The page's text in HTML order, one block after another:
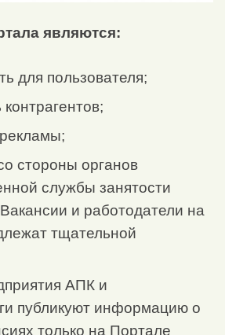
являются:
для пользователя;
стороны органов
службы занятости
и работодатели на
тщательной
АПК и
публикуют информацию о
только на Портале